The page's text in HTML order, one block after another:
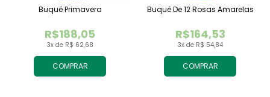
COMPRAR
3x de R$ 62,68
R$188,05
Buquê Primavera
COMPRAR
3x de R$ 54,84
R$164,53
Buquê De 12 Rosas Amarelas